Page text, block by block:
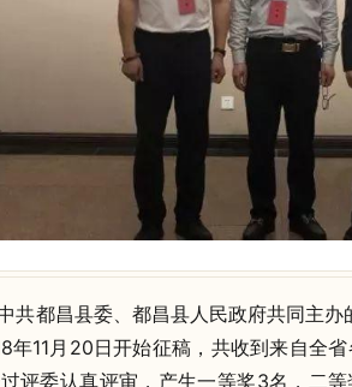
共都昌县委、都昌县人民政府共同主
年11月20日开始征稿，共收到来自全
评委认真评审，产生一等奖3名，二